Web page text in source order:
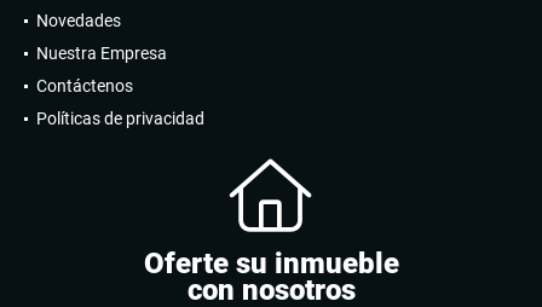
Novedades
Nuestra Empresa
Contáctenos
Políticas de privacidad
Oferte su inmueble
con nosotros